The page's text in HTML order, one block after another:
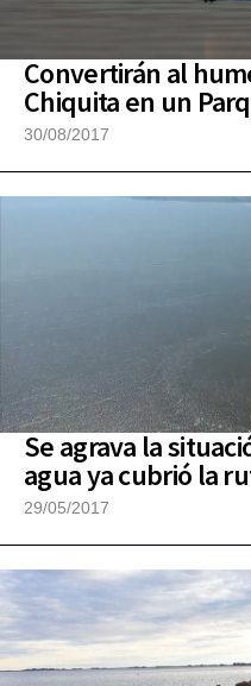
Convertirán al
Chiquita en un
30/08/2017
Se agrava la
agua ya cubrió la
29/05/2017